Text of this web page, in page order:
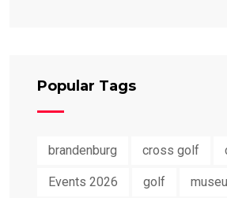
Popular Tags
brandenburg cross golf
Events 2026 golf